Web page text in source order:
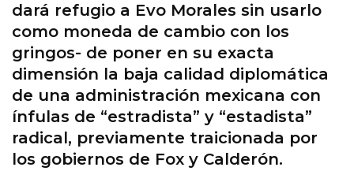
dará refugio a Evo Morales sin usarlo
como moneda de cambio con los
gringos- de poner en su exacta
dimensión la baja calidad diplomática
de una administración mexicana con
ínfulas de “estradista” y “estadista”
radical, previamente traicionada por
los gobiernos de Fox y Calderón.